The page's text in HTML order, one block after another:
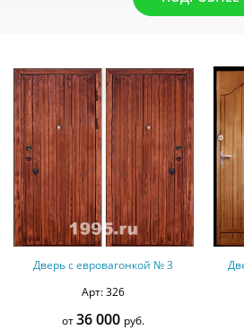
Дверь с евровагонкой № 3
Арт: 326
от36 000 руб.